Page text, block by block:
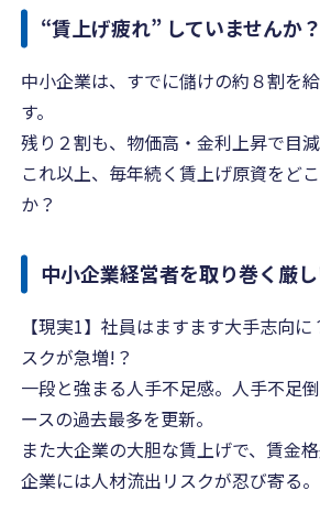
“賃上げ疲れ” していませんか？
中小企業は、すでに儲けの約８割を
す。
残り２割も、物価高・金利上昇で目減
これ以上、毎年続く賃上げ原資をど
か？
中小企業経営者を取り巻く厳し
【現実1】社員はますます大手志向
スクが急増!？
一段と強まる人手不足感。人手不足
ースの過去最多を更新。
また大企業の大胆な賃上げで、賃金
企業には人材流出リスクが忍び寄る。